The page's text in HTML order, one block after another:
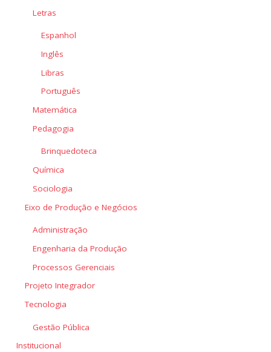
Letras
Espanhol
Inglês
Libras
Português
Matemática
Pedagogia
Brinquedoteca
Química
Sociologia
Eixo de Produção e Negócios
Administração
Engenharia da Produção
Processos Gerenciais
Projeto Integrador
Tecnologia
Gestão Pública
Institucional